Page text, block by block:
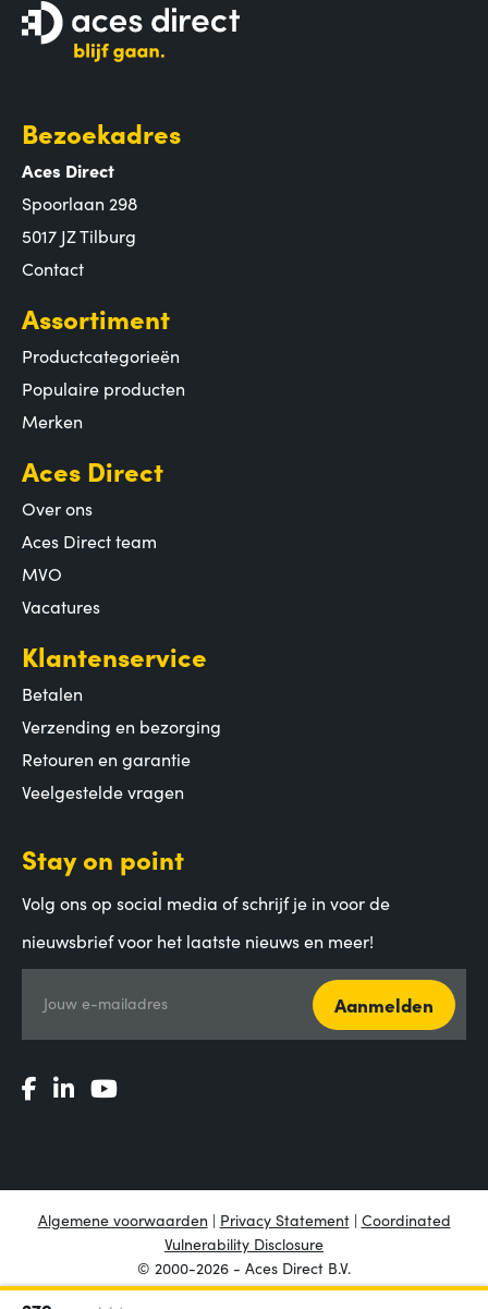
Bezoekadres
Aces Direct
Spoorlaan 298
5017 JZ Tilburg
Contact
Assortiment
Productcategorieën
Populaire producten
Merken
Aces Direct
Over ons
Aces Direct team
MVO
Vacatures
Klantenservice
Betalen
Verzending en bezorging
Retouren en garantie
Veelgestelde vragen
Stay on point
Volg ons op social media of schrijf je in voor de
nieuwsbrief voor het laatste nieuws en meer!
Jouw e-mailadres Aanmelden
Algemene voorwaarden | Privacy Statement| Coordinated
Vulnerability Disclosure
© 2000-2026 - Aces Direct B.V.